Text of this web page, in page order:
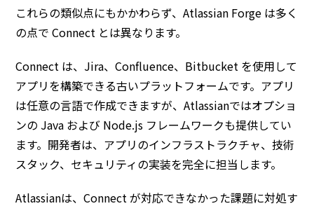
これらの類似点にもかかわらず、Atlassian Forge は多く
の点で Connect とは異なります。
Connect は、Jira、Confluence、Bitbucket を使用して
アプリを構築できる古いプラットフォームです。アプリ
は任意の言語で作成できますが、Atlassianではオプショ
ンの Java および Node.js フレームワークも提供してい
ます。開発者は、アプリのインフラストラクチャ、技術
スタック、セキュリティの実装を完全に担当します。
Atlassianは、Connect が対応できなかった課題に対処す